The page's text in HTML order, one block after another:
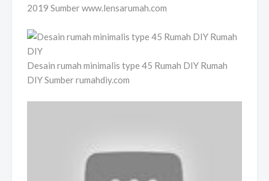
2019 Sumber www.lensarumah.com
Desain rumah minimalis type 45 Rumah DIY Rumah
DIY Sumber rumahdiy.com